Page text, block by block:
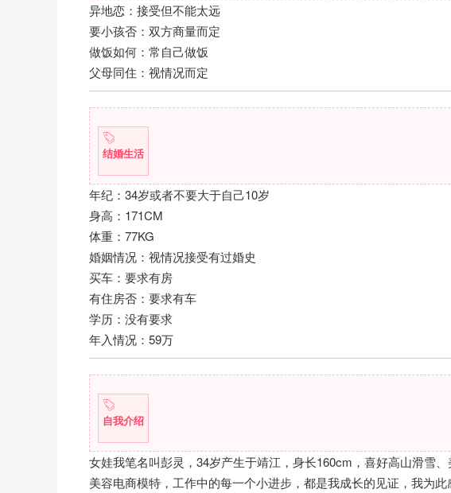
异地恋：接受但不能太远
要小孩否：双方商量而定
做饭如何：常自己做饭
父母同住：视情况而定
结婚生活
年纪：34岁或者不要大于自己10岁
身高：171CM
体重：77KG
婚姻情况：视情况接受有过婚史
买车：要求有房
有住房否：要求有车
学历：没有要求
年入情况：59万
自我介绍
女娃我笔名叫彭灵，34岁产生于靖江，身长160cm，喜好高山滑雪
美容电商模特，工作中的每一个小进步，都是我成长的见证，我为